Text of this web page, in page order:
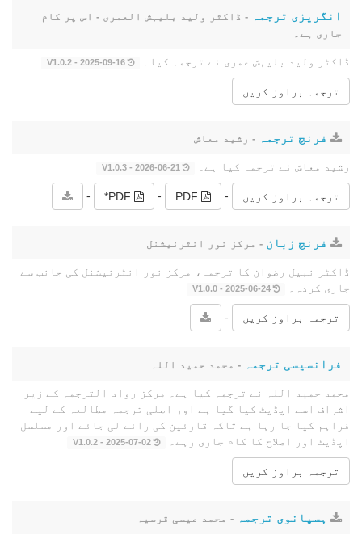
انگریزی ترجمہ - ڈاکٹر ولید بلیہش العمری - اس پر کام
جاری ہے۔
ڈاکٹر ولید بلیہش عمری نے ترجمہ کیا۔ 2025-09-16 - V1.0.2
ترجمہ براوز کریں
فرنچ ترجمہ - رشید معاش
رشید معاش نے ترجمہ کیا ہے۔ 2026-06-21 - V1.0.3
ترجمہ براوز کریں -
-
-
فرنچ زبان - مرکز نور انٹرنیشنل
ڈاکٹر نبیل رضوان کا ترجمہ، مرکز نور انٹرنیشنل کی جانب سے
جاری کردہ۔
2025-06-24 - V1.0.0
ترجمہ براوز کریں -
فرانسیسی ترجمہ - محمد حمید اللہ
محمد حمید اللہ نے ترجمہ کیا ہے۔ مرکز رواد الترجمہ کے زیر
اشراف اسے اپڈیٹ کیا گیا ہے اور اصلی ترجمہ مطالعہ کے لیے
فراہم کیا جا رہا ہے تاکہ قارئین کی رائے لی جائے اور مسلسل
اپڈیٹ اور اصلاح کا کام جاری رہے۔
2025-07-02 - V1.0.2
ترجمہ براوز کریں
ہسپانوی ترجمہ - محمد عیسی قرسیہ